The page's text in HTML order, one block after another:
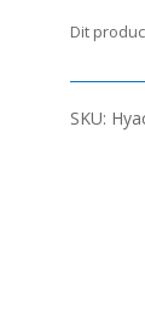
Dit
SKU: